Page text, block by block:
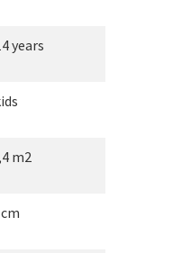
years
m2